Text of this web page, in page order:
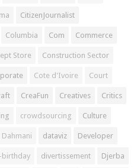
CitizenJournalist
Columbia Com Commerce
Store Construction Sector
Cote d'Ivoire Court
CreaFun Creatives Critics
crowdsourcing Culture
Dahmani dataviz Developer
divertissement Djerba